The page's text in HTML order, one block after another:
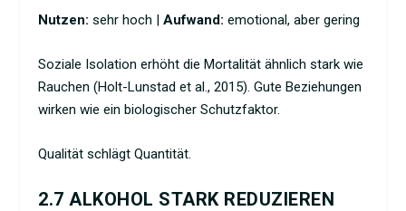
Nutzen: sehr hoch |Aufwand: emotional, aber gering
Soziale Isolation erhöht die Mortalität ähnlich stark wie
Rauchen (Holt-Lunstad et al., 2015). Gute Beziehungen
wirken wie ein biologischer Schutzfaktor.
Qualität schlägt Quantität.
2.7 ALKOHOL STARK REDUZIEREN